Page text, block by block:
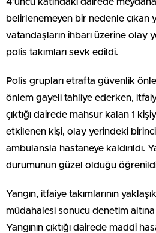
belirlenemeyen bir nedenle çıkan
vatandaşların ihbarı üzerine olay
polis takımları sevk edildi.
Polis grupları etrafta güvenlik
önlem gayeli tahliye ederken,
çıktığı dairede mahsur kalan 1
etkilenen kişi, olay yerindeki
ambulansla hastaneye kaldırıldı.
durumunun güzel olduğu
Yangın, itfaiye takımlarının
müdahalesi sonucu denetim
Yangının çıktığı dairede maddi